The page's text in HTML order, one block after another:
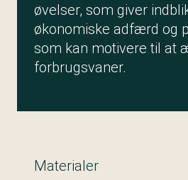
øvelser, som giver
økonomiske adfærd og
som kan motivere til at
forbrugsvaner.
Materialer